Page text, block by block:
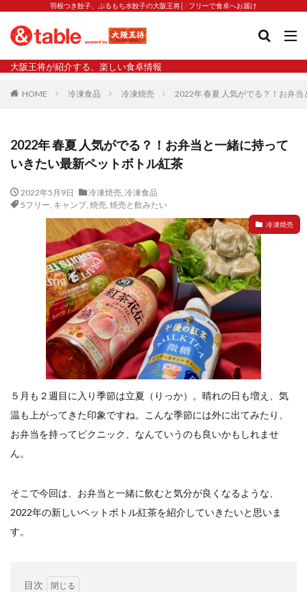
羽根つき餃子、ぷるもち水餃子の大阪王将│5フリーで食卓へお届け
大阪王将が紹介する、楽しい食卓情報
HOME 冷凍食品 冷凍焼売 2022年 春夏 人気がでる？！お弁
2022年 春夏 人気がでる？！お弁当と一緒に持って
いきたい最新ペットボトル紅茶
2022年5月9日 冷凍焼売, 冷凍食品
5フリー, キャンプ, 焼売, 焼売と飲みたい
冷凍焼売
５月も２週目に入り季節は立夏（りっか）。晴れの日も増え、気
温も上がってきた印象ですね。こんな季節には外に出てみたり、
お弁当を持ってピクニック、なんていうのも良いかもしれませ
ん。
そこで今回は、お弁当と一緒に飲むと気分が良くなるような、
2022年の新しいペットボトル紅茶を紹介していきたいと思いま
す。
目次
タグ
2023新商品 炒飯の素 業務スーパー
水餃子
減塩
渡韓 渡韓ごっこ 炒飯
焼きそば
焼売と飲みたい
焼酎 猛暑 栄養
春雨
白くなる
小籠包
大阪王将 背徳のバターすぎるぎょうざ
宇都宮
宮崎辛麺 宮崎餃子
小籠包と飲みたい
昇華
居酒屋 弁当 担々麺
揚げ餃子
新商品
旨辛 生産者 硬くなる
外食事業
食の安全
鉄ラー油 鍋
鍋スープ
開発秘話
関西万博 食と栄養 餃子
餃子と食べたい
餃子と飲みたい 魚醬
麺
麻婆豆腐
麻辣湯 通販 質問
節約
肉汁爆弾餃子
米飯
羽根つき スタミナ肉餃子
羽根つきタン塩餃子
羽根つき餃子
肉ニラ水餃子
肉まん・豚まん
肉餃子 豚まん
膨らむ
蒸籠
衛生管理
袋入り餃子
謹製 羽根つき なにわのお好み餃子
豆苗
大阪王将
お取り寄せ
お好み焼き お弁当
キッチンSCM
キャンペーン
Strategic Cooking Management